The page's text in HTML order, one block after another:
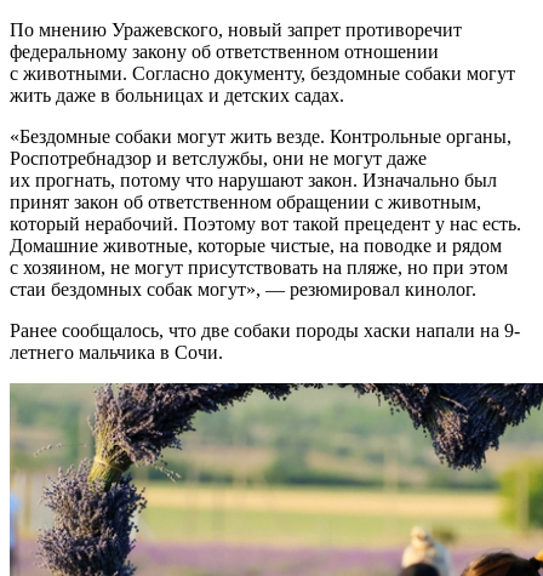
По мнению Уражевского, новый запрет противоречит
федеральному закону об ответственном отношении
с животными. Согласно документу, бездомные собаки могут
жить даже в больницах и детских садах.
«Бездомные собаки могут жить везде. Контрольные органы,
Роспотребнадзор и ветслужбы, они не могут даже
их прогнать, потому что нарушают закон. Изначально был
принят закон об ответственном обращении с животным,
который нерабочий. Поэтому вот такой прецедент у нас есть.
Домашние животные, которые чистые, на поводке и рядом
с хозяином, не могут присутствовать на пляже, но при этом
стаи бездомных собак могут», — резюмировал кинолог.
Ранее сообщалось, что две собаки породы хаски напали на 9-
летнего мальчика в Сочи.